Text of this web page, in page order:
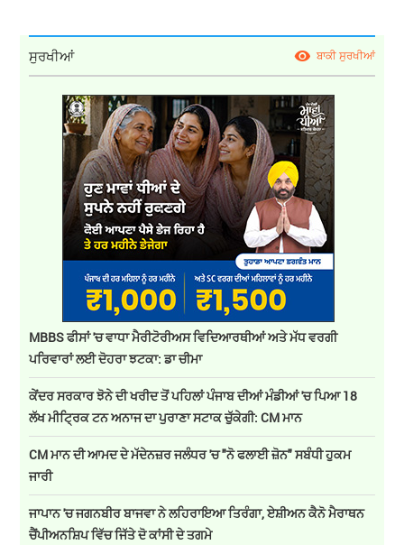
ਸੁਰਖੀਆਂ ਬਾਕੀ ਸੁਰਖੀਆਂ
MBBS ਫੀਸਾਂ 'ਚ ਵਾਧਾ ਮੈਰੀਟੋਰੀਅਸ ਵਿਦਿਆਰਥੀਆਂ ਅਤੇ ਮੱਧ ਵਰਗੀ
ਪਰਿਵਾਰਾਂ ਲਈ ਦੋਹਰਾ ਝਟਕਾ: ਡਾ ਚੀਮਾ
ਕੇਂਦਰ ਸਰਕਾਰ ਝੋਨੇ ਦੀ ਖਰੀਦ ਤੋਂ ਪਹਿਲਾਂ ਪੰਜਾਬ ਦੀਆਂ ਮੰਡੀਆਂ 'ਚ ਪਿਆ 18
ਲੱਖ ਮੀਟ੍ਰਿਕ ਟਨ ਅਨਾਜ ਦਾ ਪੁਰਾਣਾ ਸਟਾਕ ਚੁੱਕੇਗੀ: CM ਮਾਨ
CM ਮਾਨ ਦੀ ਆਮਦ ਦੇ ਮੱਦੇਨਜ਼ਰ ਜਲੰਧਰ 'ਚ "ਨੋ ਫਲਾਈ ਜ਼ੋਨ" ਸਬੰਧੀ ਹੁਕਮ
ਜਾਰੀ
ਜਾਪਾਨ 'ਚ ਜਗਨਬੀਰ ਬਾਜਵਾ ਨੇ ਲਹਿਰਾਇਆ ਤਿਰੰਗਾ, ਏਸ਼ੀਅਨ ਕੈਨੋ ਮੈਰਾਥਨ
ਚੈਂਪੀਅਨਸ਼ਿਪ ਵਿੱਚ ਜਿੱਤੇ ਦੋ ਕਾਂਸੀ ਦੇ ਤਗਮੇ